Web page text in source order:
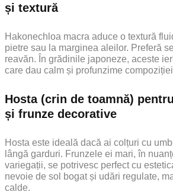
și textură
Hakonechloa macra aduce o textură
pietre sau la marginea aleilor. Preferă
reavăn. În grădinile japoneze, aceste
care dau calm și profunzime
Hosta (crin de toamnă)
și frunze decorative
Hosta este ideală dacă ai colțuri cu
lângă garduri. Frunzele ei mari, în
variegații, se potrivesc perfect cu
nevoie de sol bogat și udări regulate,
calde.